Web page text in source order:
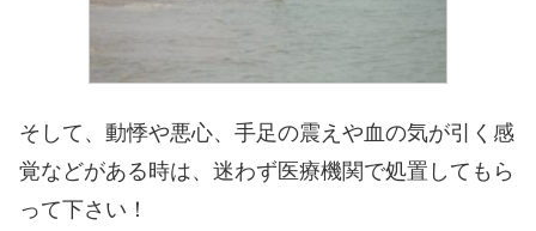
そして、動悸や悪心、手足の震えや血の気が引く感
覚などがある時は、迷わず医療機関で処置してもら
って下さい！